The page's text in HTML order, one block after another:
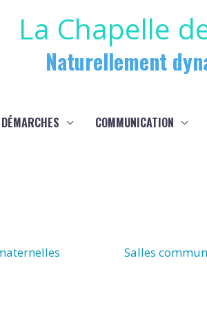
La Chapelle
Naturellement
COMMUNICATION
Salles